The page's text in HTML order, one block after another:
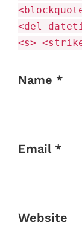
<del
<s>
Name *
Email *
Website